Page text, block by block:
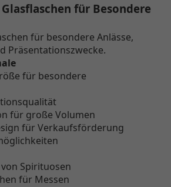
für Besondere
für besondere Anlässe,
Präsentationszwecke.
für besondere
für große Volumen
für Verkaufsförderung
Spirituosen
für Messen